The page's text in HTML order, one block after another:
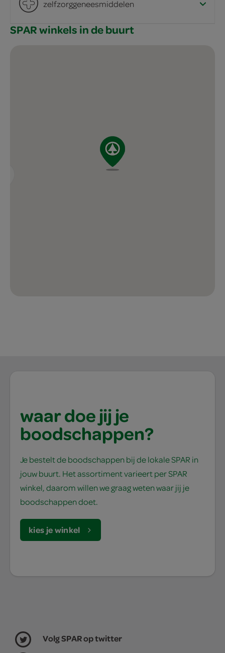
zelfzorggeneesmiddelen
SPAR winkels in de buurt
waar doe jij je
boodschappen?
Je bestelt de boodschappen bij de lokale SPAR in
jouw buurt. Het assortiment varieert per SPAR
winkel, daarom willen we graag weten waar jij je
boodschappen doet.
kies je winkel
Volg SPAR op twitter